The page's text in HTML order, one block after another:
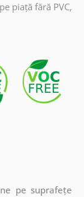
piață fără PVC,
pe suprafețe